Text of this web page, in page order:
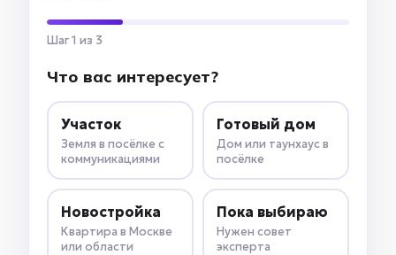
Шаг 1 из 3
Что вас интересует?
Участок
Земля в посёлке с
коммуникациями
Готовый дом
Дом или таунхаус в
посёлке
Новостройка
Квартира в Москве
или области
Пока выбираю
Нужен совет
эксперта